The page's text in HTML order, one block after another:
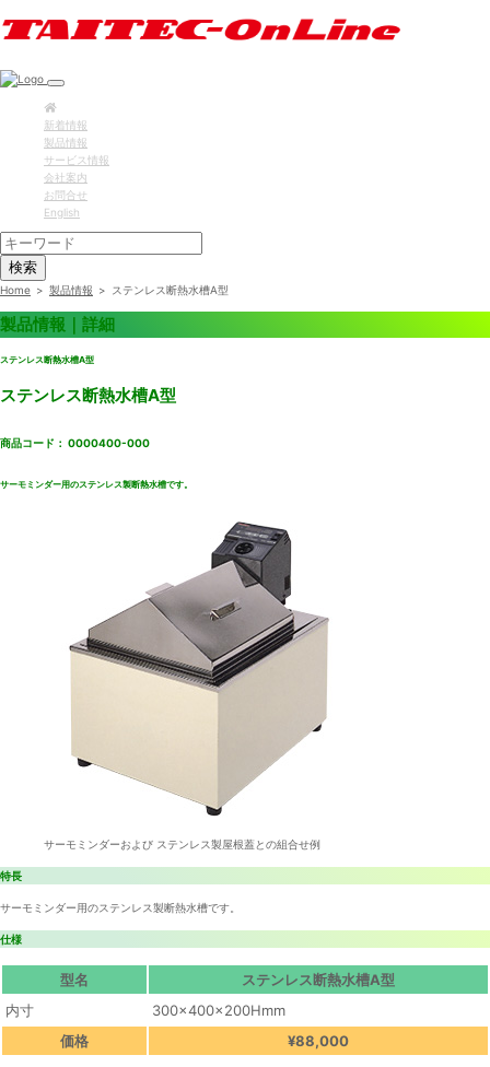
新着情報
製品情報
サービス情報
会社案内
お問合せ
English
検索
Home > 製品情報 > ステンレス断熱水槽A型
製品情報｜詳細
ステンレス断熱水槽A型
ステンレス断熱水槽A型
商品コード： 0000400-000
サーモミンダー用のステンレス製断熱水槽です。
サーモミンダーおよび ステンレス製屋根蓋との組合せ例
特長
サーモミンダー用のステンレス製断熱水槽です。
仕様
型名
ステンレス断熱水槽A型
内寸
300×400×200Hmm
価格
¥88,000